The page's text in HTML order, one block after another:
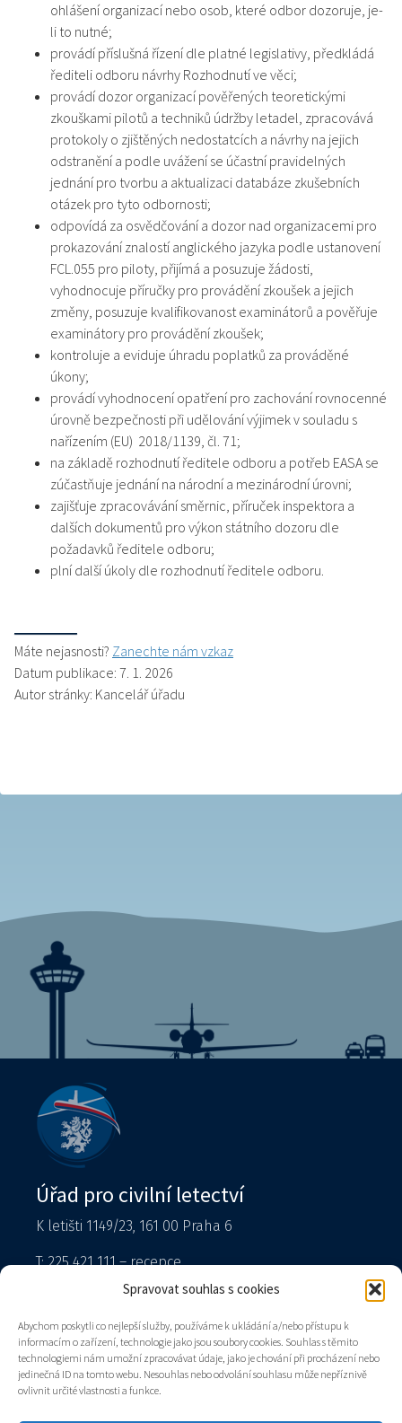
Spravovat souhlas s cookies
Abychom poskytli co nejlepší služby, používáme k ukládání a/nebo přístupu k
informacím o zařízení, technologie jako jsou soubory cookies. Souhlas s těmito
technologiemi nám umožní zpracovávat údaje, jako je chování při procházení nebo
jedinečná ID na tomto webu. Nesouhlas nebo odvolání souhlasu může nepříznivě
ovlivnit určité vlastnosti a funkce.
ohlášení organizací nebo osob, které odbor dozoruje, je-
li to nutné;
provádí příslušná řízení dle platné legislativy, předkládá
řediteli odboru návrhy Rozhodnutí ve věci;
provádí dozor organizací pověřených teoretickými
zkouškami pilotů a techniků údržby letadel, zpracovává
protokoly o zjištěných nedostatcích a návrhy na jejich
odstranění a podle uvážení se účastní pravidelných
jednání pro tvorbu a aktualizaci databáze zkušebních
otázek pro tyto odbornosti;
odpovídá za osvědčování a dozor nad organizacemi pro
prokazování znalostí anglického jazyka podle ustanovení
FCL.055 pro piloty, přijímá a posuzuje žádosti,
vyhodnocuje příručky pro provádění zkoušek a jejich
změny, posuzuje kvalifikovanost examinátorů a pověřuje
examinátory pro provádění zkoušek;
kontroluje a eviduje úhradu poplatků za prováděné
úkony;
provádí vyhodnocení opatření pro zachování rovnocenné
úrovně bezpečnosti při udělování výjimek v souladu s
nařízením (EU) 2018/1139, čl. 71;
na základě rozhodnutí ředitele odboru a potřeb EASA se
zúčastňuje jednání na národní a mezinárodní úrovni;
zajišťuje zpracovávání směrnic, příruček inspektora a
dalších dokumentů pro výkon státního dozoru dle
požadavků ředitele odboru;
plní další úkoly dle rozhodnutí ředitele odboru.
Máte nejasnosti? Zanechte nám vzkaz
Datum publikace: 7. 1. 2026
Autor stránky: Kancelář úřadu
Úřad pro civilní letectví
K letišti 1149/23, 161 00 Praha 6
T: 225 421 111 – recepce
podatelna@caa.gov.cz
Datová schránka: v8gaaz5
Úřad